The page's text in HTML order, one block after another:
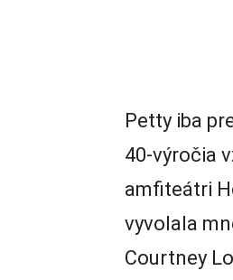
Petty iba
40-výročia
amfiteátri
vyvolala
Courtney